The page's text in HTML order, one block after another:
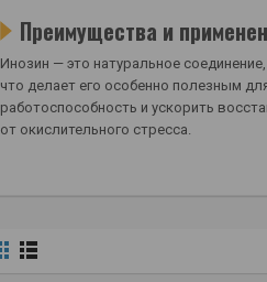
Преимущества и
Инозин — это натуральное
что делает его особенно полезным
работоспособность и ускорить
от окислительного стресса.